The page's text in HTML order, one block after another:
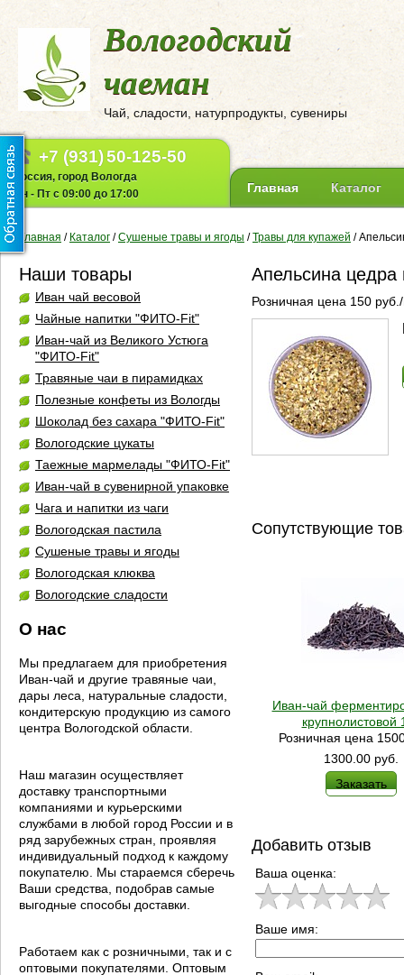
Вологодский
чаеман
Чай, сладости, натурпродукты, сувениры
+7 (931)50-125-50
Россия, город Вологда
Пн - Пт с 09:00 до 17:00
Главная Каталог
Главная / Каталог / Сушеные травы и ягоды / Травы для купажей /
Наши товары
Иван чай весовой
Чайные напитки "ФИТО-Fit"
Иван-чай из Великого Устюга
"ФИТО-Fit"
Травяные чаи в пирамидках
Полезные конфеты из Вологды
Шоколад без сахара "ФИТО-Fit"
Вологодские цукаты
Таежные мармелады "ФИТО-Fit"
Иван-чай в сувенирной упаковке
Чага и напитки из чаги
Вологодская пастила
Сушеные травы и ягоды
Вологодская клюква
Вологодские сладости
О нас
Мы предлагаем для приобретения
Иван-чай и другие травяные чаи,
дары леса, натуральные сладости,
кондитерскую продукцию из самого
центра Вологодской области.
Наш магазин осуществляет
доставку транспортными
компаниями и курьерскими
службами в любой город России и в
ряд зарубежных стран, проявляя
индивидуальный подход к каждому
покупателю. Мы стараемся сберечь
Ваши средства, подобрав самые
выгодные способы доставки.
Работаем как с розничными, так и с
оптовыми покупателями. Оптовым
Апельсина цедра
Розничная цена 150
Сопутствующие
Иван-чай
крупнолистовой
Розничная цена
1300.00 руб.
Заказать
Добавить отзыв
Ваша оценка:
Ваше имя: